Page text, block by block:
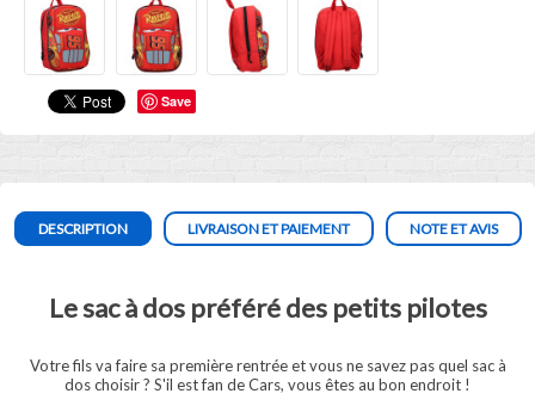
Save
DESCRIPTION LIVRAISON ET PAIEMENT NOTE ET AVIS
Le sac à dos préféré des petits pilotes
Votre fils va faire sa première rentrée et vous ne savez pas quel sac à
dos choisir ? S'il est fan de Cars, vous êtes au bon endroit !